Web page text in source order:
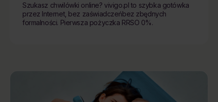
Szukasz chwilówki online? vivigo.pl to szybka gotówka
przez Internet, bez zaświadczeńbez zbędnych
formalności. Pierwsza pożyczka RRSO 0%.